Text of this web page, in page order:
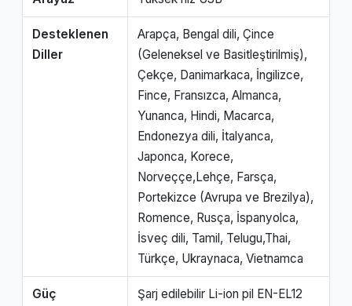
Desteklenen
Diller
Arapça, Bengal dili, Çince
(Geleneksel ve Basitleştirilmiş),
Çekçe, Danimarkaca, İngilizce,
Fince, Fransızca, Almanca,
Yunanca, Hindi, Macarca,
Endonezya dili, İtalyanca,
Japonca, Korece,
Norveççe,Lehçe, Farsça,
Portekizce (Avrupa ve Brezilya),
Romence, Rusça, İspanyolca,
İsveç dili, Tamil, Telugu,Thai,
Türkçe, Ukraynaca, Vietnamca
Güç
Şarj edilebilir Li-ion pil EN-EL12